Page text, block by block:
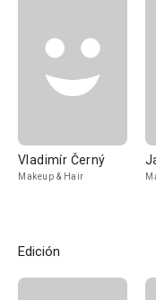
Vladimír Černý
Makeup & Hair
Edición